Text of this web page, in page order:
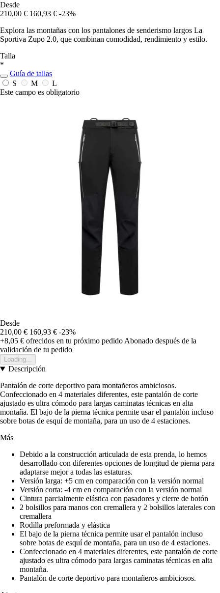
Desde
210,00 € 160,93 € -23%
Explora las montañas con los pantalones de senderismo largos La
Sportiva Zupo 2.0, que combinan comodidad, rendimiento y estilo.
Talla
*
Guía de tallas
S
M
L
Este campo es obligatorio
Desde
210,00 € 160,93 € -23%
+8,05 € ofrecidos en tu próximo pedido Abonado después de la
validación de tu pedido
Loading...
Descripción
Pantalón de corte deportivo para montañeros ambiciosos.
Confeccionado en 4 materiales diferentes, este pantalón de corte
ajustado es ultra cómodo para largas caminatas técnicas en alta
montaña. El bajo de la pierna técnica permite usar el pantalón incluso
sobre botas de esquí de montaña, para un uso de 4 estaciones.
Más
Debido a la construcción articulada de esta prenda, lo hemos
desarrollado con diferentes opciones de longitud de pierna para
adaptarse mejor a todas las estaturas.
Versión larga: +5 cm en comparación con la versión normal
Versión corta: -4 cm en comparación con la versión normal
Cintura parcialmente elástica con pasadores y cierre de botón
2 bolsillos para manos con cremallera y 2 bolsillos laterales con
cremallera
Rodilla preformada y elástica
El bajo de la pierna técnica permite usar el pantalón incluso
sobre botas de esquí de montaña, para un uso de 4 estaciones.
Confeccionado en 4 materiales diferentes, este pantalón de corte
ajustado es ultra cómodo para largas caminatas técnicas en alta
montaña.
Pantalón de corte deportivo para montañeros ambiciosos.